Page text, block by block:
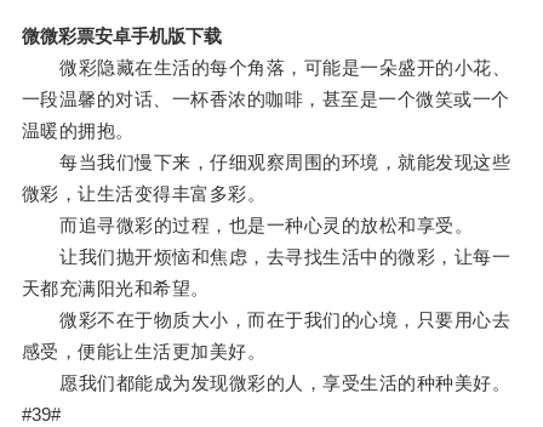
微微彩票安卓手机版下载
微彩隐藏在生活的每个角落，可能是一朵盛开的小花、
一段温馨的对话、一杯香浓的咖啡，甚至是一个微笑或一个
温暖的拥抱。
每当我们慢下来，仔细观察周围的环境，就能发现这些
微彩，让生活变得丰富多彩。
而追寻微彩的过程，也是一种心灵的放松和享受。
让我们抛开烦恼和焦虑，去寻找生活中的微彩，让每一
天都充满阳光和希望。
微彩不在于物质大小，而在于我们的心境，只要用心去
感受，便能让生活更加美好。
愿我们都能成为发现微彩的人，享受生活的种种美好。
#39#